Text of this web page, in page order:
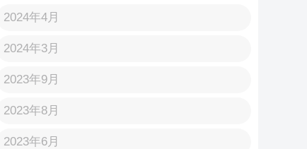
2024年4月
2024年3月
2023年9月
2023年8月
2023年6月